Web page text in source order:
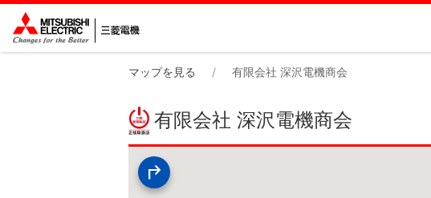
マップを見る 有限会社 深沢電機商会
有限会社 深沢電機商会